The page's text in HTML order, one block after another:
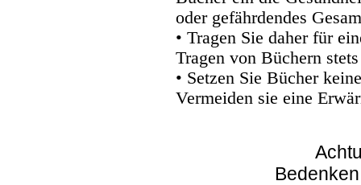
oder gefährdendes
• Tragen Sie daher für
Tragen von Büchern
• Setzen Sie Bücher
Vermeiden sie eine